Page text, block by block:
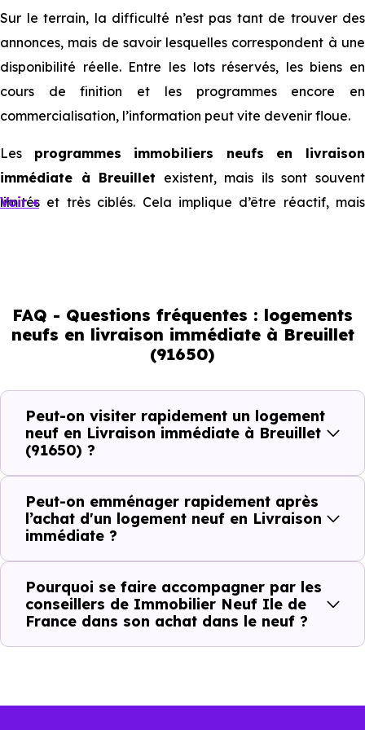
Sur le terrain, la difficulté n’est pas tant de trouver des
annonces, mais de savoir lesquelles correspondent à une
disponibilité réelle. Entre les lots réservés, les biens en
cours de finition et les programmes encore en
commercialisation, l’information peut vite devenir floue.
Les programmes immobiliers neufs en livraison
immédiate à Breuillet existent, mais ils sont souvent
limités et très ciblés. Cela implique d’être réactif, mais
pouvez réellement faire
logement neuf en livraison immédiate à
le projet peut avancer rapidement.
Action Ce que cela change pour vous
Visiter Vous voyez le bien tel qu’il est
Comparer Vous comparez des biens réels
Décider Plus rapide, moins d’incertitudes
Voir +
FAQ - Questions fréquentes : logements
neufs en livraison immédiate à Breuillet
(91650)
Peut-on visiter rapidement un logement
neuf en Livraison immédiate à Breuillet
(91650) ?
Peut-on emménager rapidement après
l’achat d'un logement neuf en Livraison
immédiate ?
Pourquoi se faire accompagner par les
conseillers de Immobilier Neuf Ile de
France dans son achat dans le neuf ?